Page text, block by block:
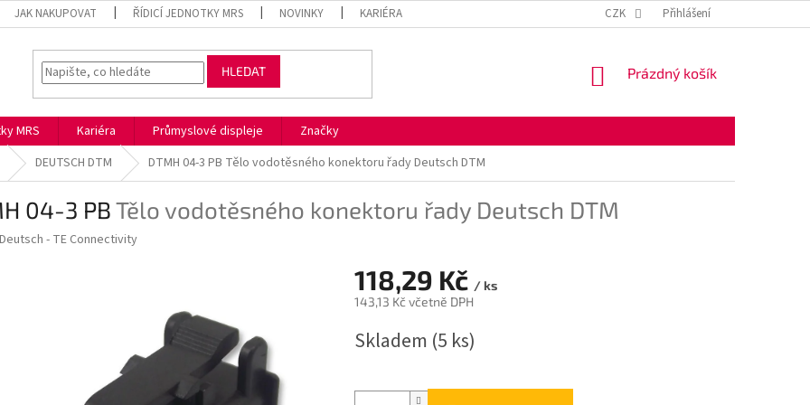
JAK NAKUPOVAT ŘÍDICÍ JEDNOTKY MRS NOVINKY KARIÉRA OBCHODNÍ PODMÍNKY
CZK Přihlášení
HLEDAT
NÁKUPNÍ
Prázdný košík
MRS Kariéra Průmyslové displeje
Značky
DEUTSCH DTM DTMH 04-3 PB Tělo vodotěsného konektoru řady Deutsch DTM
04-3 PBTělo vodotěsného konektoru řady Deutsch DTM
Deutsch - TE Connectivity
118,29 Kč / ks
143,13 Kč včetně DPH
cena:
Skladem (5 ks)